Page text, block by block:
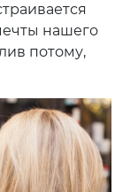
нашего
потому,